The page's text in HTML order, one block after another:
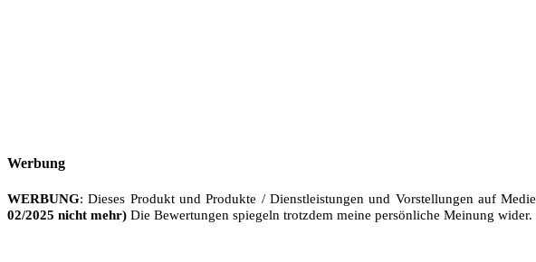
Werbung
WERBUNG: Dieses Produkt und Produkte / Dienstleistungen und Vorstellungen auf
02/2025 nicht mehr) Die Bewertungen spiegeln trotzdem meine persönliche Meinung wider.